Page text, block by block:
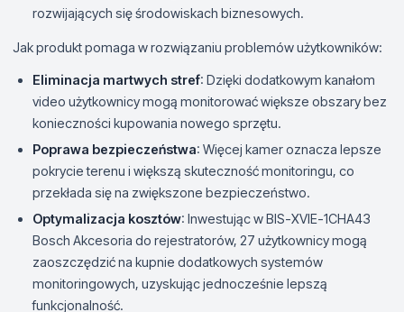
rozwijających się środowiskach biznesowych.
Jak produkt pomaga w rozwiązaniu problemów użytkowników:
Eliminacja martwych stref: Dzięki dodatkowym kanałom
video użytkownicy mogą monitorować większe obszary bez
konieczności kupowania nowego sprzętu.
Poprawa bezpieczeństwa: Więcej kamer oznacza lepsze
pokrycie terenu i większą skuteczność monitoringu, co
przekłada się na zwiększone bezpieczeństwo.
Optymalizacja kosztów: Inwestując w BIS-XVIE-1CHA43
Bosch Akcesoria do rejestratorów, 27 użytkownicy mogą
zaoszczędzić na kupnie dodatkowych systemów
monitoringowych, uzyskując jednocześnie lepszą
funkcjonalność.